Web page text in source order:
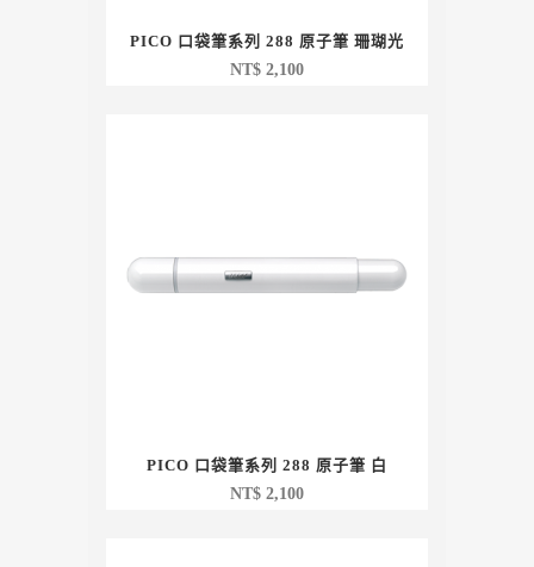
PICO 口袋筆系列 288 原子筆 珊瑚光
NT$ 2,100
PICO 口袋筆系列 288 原子筆 白
NT$ 2,100